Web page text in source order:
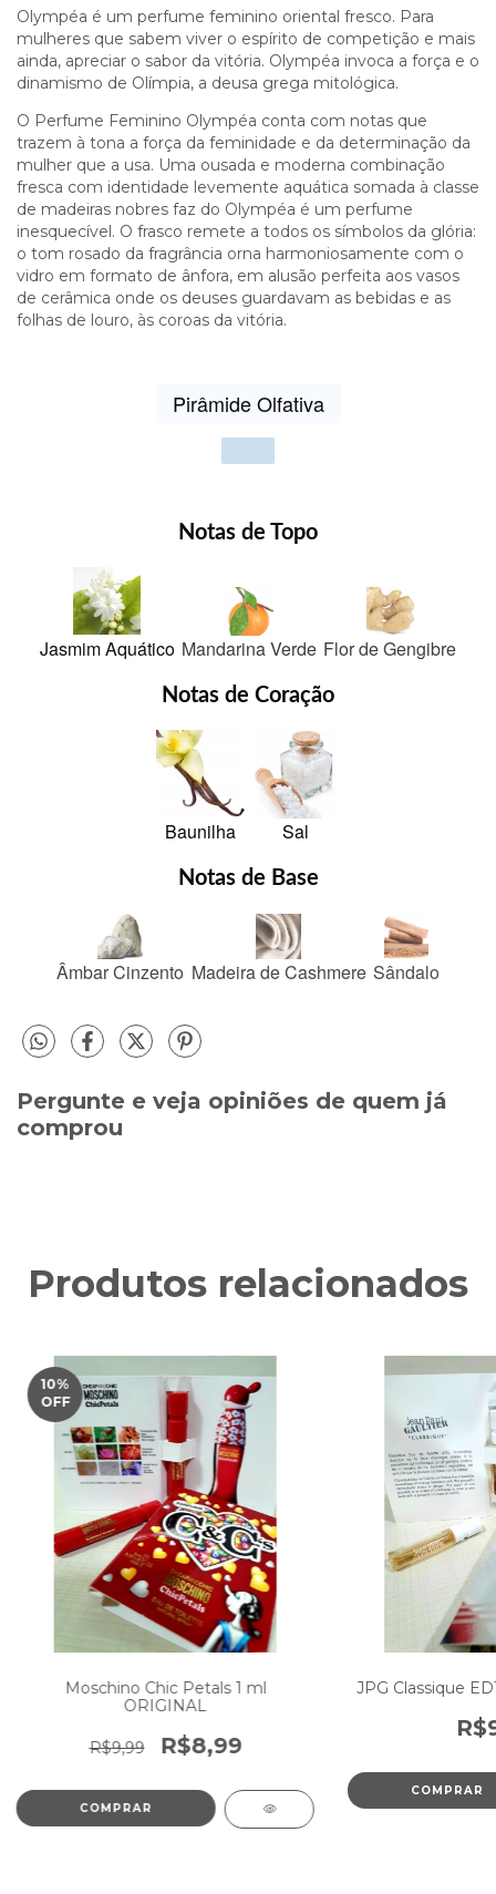
Olympéa é um perfume feminino oriental fresco. Para
mulheres que sabem viver o espírito de competição e mais
ainda, apreciar o sabor da vitória. Olympéa invoca a força e o
dinamismo de Olímpia, a deusa grega mitológica.
O Perfume Feminino Olympéa conta com notas que
trazem à tona a força da feminidade e da determinação da
mulher que a usa. Uma ousada e moderna combinação
fresca com identidade levemente aquática somada à classe
de madeiras nobres faz do Olympéa é um perfume
inesquecível. O frasco remete a todos os símbolos da glória:
o tom rosado da fragrância orna harmoniosamente com o
vidro em formato de ânfora, em alusão perfeita aos vasos
de cerâmica onde os deuses guardavam as bebidas e as
folhas de louro, às coroas da vitória.
Pirâmide Olfativa
votes
Notas de Topo
Jasmim Aquático Mandarina Verde Flor de Gengibre
Notas de Coração
Baunilha Sal
Notas de Base
Âmbar Cinzento Madeira de Cashmere Sândalo
Pergunte e veja opiniões de quem já
comprou
Produtos relacionados
10%
OFF
Moschino Chic Petals 1 ml
ORIGINAL
R$9,99 R$8,99
JPG Classique